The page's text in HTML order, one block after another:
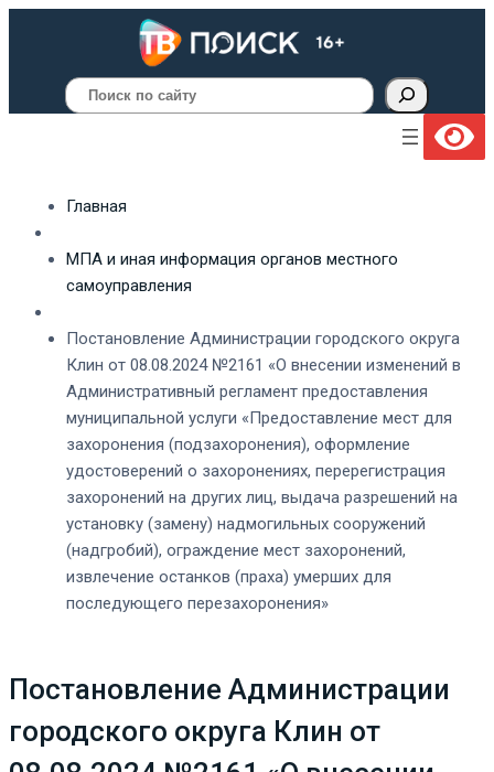
Поиск
Главная
МПА и иная информация органов местного
самоуправления
Постановление Администрации городского округа
Клин от 08.08.2024 №2161 «О внесении изменений в
Административный регламент предоставления
муниципальной услуги «Предоставление мест для
захоронения (подзахоронения), оформление
удостоверений о захоронениях, перерегистрация
захоронений на других лиц, выдача разрешений на
установку (замену) надмогильных сооружений
(надгробий), ограждение мест захоронений,
извлечение останков (праха) умерших для
последующего перезахоронения»
Постановление Администрации
городского округа Клин от